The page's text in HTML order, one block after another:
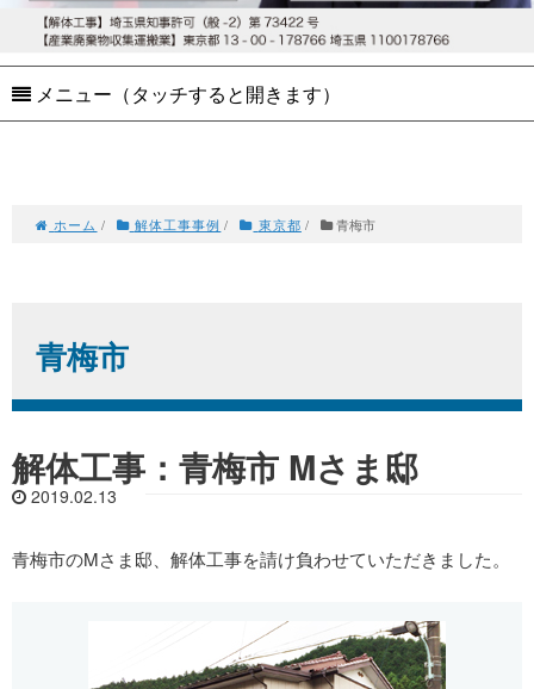
メニュー（タッチすると開きます）
ホーム / 解体工事事例 / 東京都 / 青梅市
青梅市
解体工事：青梅市 Mさま邸
2019.02.13
青梅市のMさま邸、解体工事を請け負わせていただきました。